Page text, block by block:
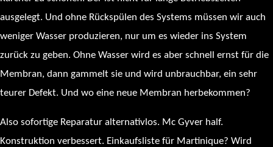
ausgelegt. Und ohne Rückspülen des Systems müssen wir auch
weniger Wasser produzieren, nur um es wieder ins System
zurück zu geben. Ohne Wasser wird es aber schnell ernst für die
Membran, dann gammelt sie und wird unbrauchbar, ein sehr
teurer Defekt. Und wo eine neue Membran herbekommen?
Also sofortige Reparatur alternativlos. Mc Gyver half.
Konstruktion verbessert. Einkaufsliste für Martinique? Wird